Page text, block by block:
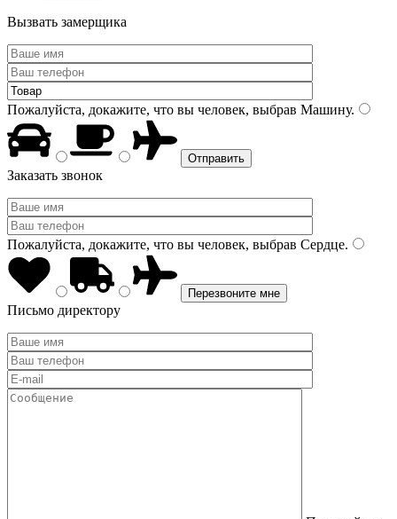
Вызвать замерщика
Пожалуйста, докажите, что вы человек, выбрав Машину.
Заказать звонок
Пожалуйста, докажите, что вы человек, выбрав Сердце.
Письмо директору